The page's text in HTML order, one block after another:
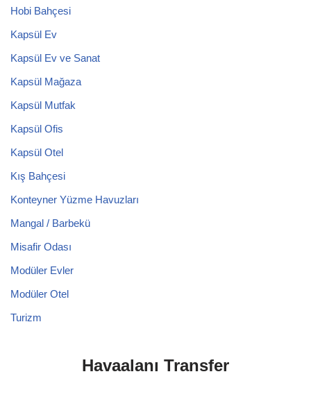
Hobi Bahçesi
Kapsül Ev
Kapsül Ev ve Sanat
Kapsül Mağaza
Kapsül Mutfak
Kapsül Ofis
Kapsül Otel
Kış Bahçesi
Konteyner Yüzme Havuzları
Mangal / Barbekü
Misafir Odası
Modüler Evler
Modüler Otel
Turizm
Havaalanı Transfer